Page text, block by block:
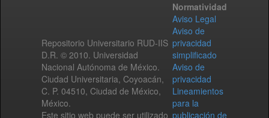
Repositorio Universitario RUD-IIS
D.R. © 2010. Universidad
Nacional Autónoma de México.
Ciudad Universitaria, Coyoacán,
C. P. 04510, Ciudad de México,
México.
Este sitio web puede ser utilizado
Normatividad
Aviso Legal
Aviso de
privacidad
simplificado
Aviso de
privacidad
Lineamientos
para la
publicación de